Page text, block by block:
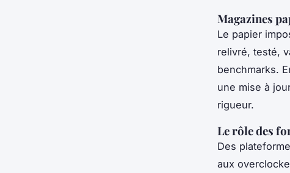
Magazines
Le papier
relivré, testé,
benchmarks.
une mise à
rigueur.
Le rôle des
Des
aux